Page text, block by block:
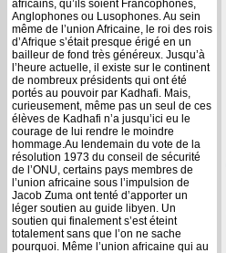
africains, qu’ils soient Francophones,
Anglophones ou Lusophones. Au sein
même de l’union Africaine, le roi des rois
d’Afrique s’était presque érigé en un
bailleur de fond très généreux. Jusqu’à
l’heure actuelle, il existe sur le continent
de nombreux présidents qui ont été
portés au pouvoir par Kadhafi. Mais,
curieusement, même pas un seul de ces
élèves de Kadhafi n’a jusqu’ici eu le
courage de lui rendre le moindre
hommage.Au lendemain du vote de la
résolution 1973 du conseil de sécurité
de l’ONU, certains pays membres de
l’union africaine sous l’impulsion de
Jacob Zuma ont tenté d’apporter un
léger soutien au guide libyen. Un
soutien qui finalement s’est éteint
totalement sans que l’on ne sache
pourquoi. Même l’union africaine qui au